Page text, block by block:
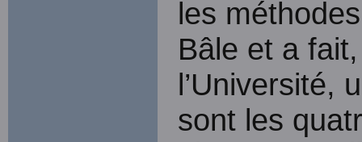
les
Bâle et a
l’Université,
sont les